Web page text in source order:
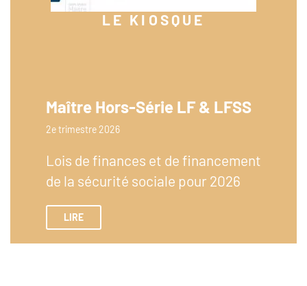
LE KIOSQUE
Maître Hors-Série LF & LFSS
2e trimestre 2026
Lois de finances et de financement
de la sécurité sociale pour 2026
LIRE